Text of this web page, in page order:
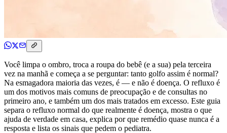
Você limpa o ombro, troca a roupa do bebê (e a sua) pela terceira
vez na manhã e começa a se perguntar: tanto golfo assim é normal?
Na esmagadora maioria das vezes, é — e não é doença. O refluxo é
um dos motivos mais comuns de preocupação e de consultas no
primeiro ano, e também um dos mais tratados em excesso. Este guia
separa o refluxo normal do que realmente é doença, mostra o que
ajuda de verdade em casa, explica por que remédio quase nunca é a
resposta e lista os sinais que pedem o pediatra.